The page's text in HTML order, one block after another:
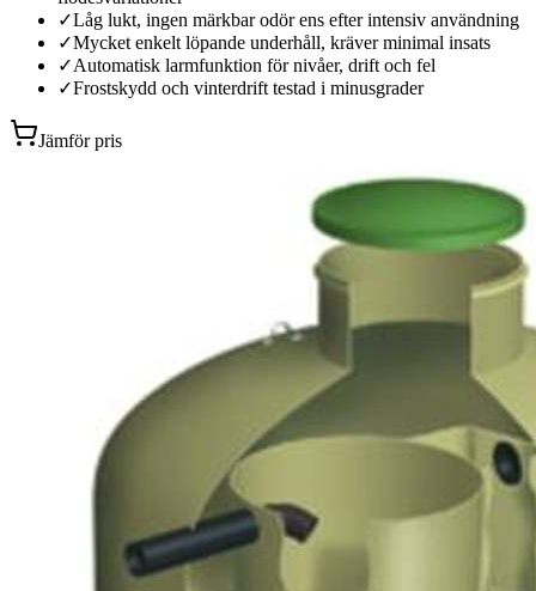
✓Låg lukt, ingen märkbar odör ens efter intensiv användning
✓Mycket enkelt löpande underhåll, kräver minimal insats
✓Automatisk larmfunktion för nivåer, drift och fel
✓Frostskydd och vinterdrift testad i minusgrader
Jämför pris